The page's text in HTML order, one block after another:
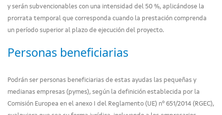
y serán subvencionables con una intensidad del 50 %, aplicándose la
prorrata temporal que corresponda cuando la prestación comprenda
un período superior al plazo de ejecución del proyecto.
Personas beneficiarias
Podrán ser personas beneficiarias de estas ayudas las pequeñas y
medianas empresas (pymes), según la definición establecida por la
Comisión Europea en el anexo I del Reglamento (UE) nº 651/2014 (RGEC),